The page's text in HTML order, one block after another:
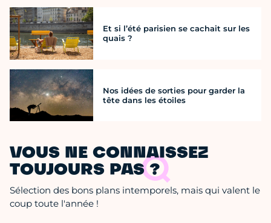
Et si l’été parisien se cachait sur les
quais ?
Nos idées de sorties pour garder la
tête dans les étoiles
VOUS NE CONNAISSEZ
TOUJOURS PAS ?
Sélection des bons plans intemporels, mais qui valent le
coup toute l'année !